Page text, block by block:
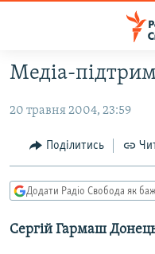
Перейти
до
основного
Перейти
до
основної
навігації
Перейти
РАДІО СВОБОДА – 70
ВСЕ ЗА ДОБУ
СТАТТІ
ЕКОНОМІКА
СУСПІЛЬСТВО
ВІЙНА
РОСІЙСЬКА
ДОНБАС.РЕАЛІЇ
Медіа-
20 травня 2004, 23:59
Поділитись
Додати Радіо Свобода як
Сергій Гармаш